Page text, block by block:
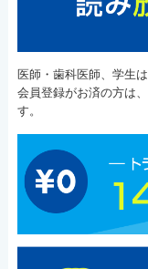
医師・歯科医師、学生は
会員登録がお済の方は、
す。